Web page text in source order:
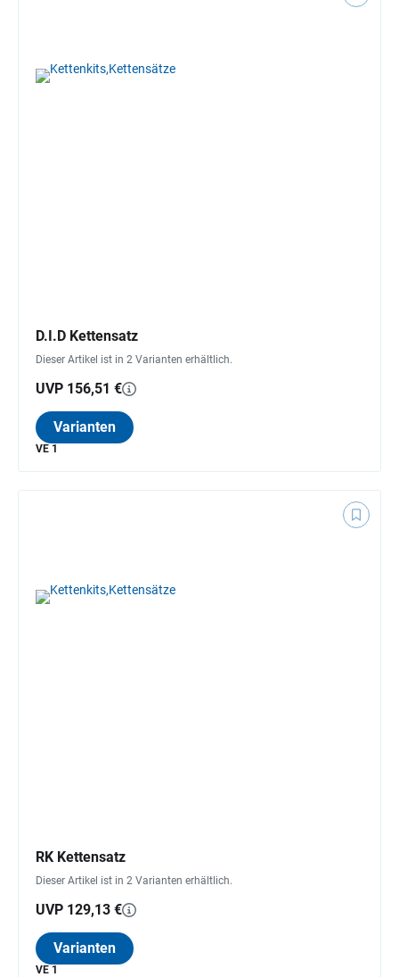
D.I.D Kettensatz
Dieser Artikel ist in 2 Varianten erhältlich.
UVP 156,51 €
Varianten
VE 1
RK Kettensatz
Dieser Artikel ist in 2 Varianten erhältlich.
UVP 129,13 €
Varianten
VE 1